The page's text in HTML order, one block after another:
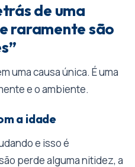
de uma
raramente são
uma causa única. É uma
e o ambiente.
a idade
e isso é
perde alguma nitidez, a